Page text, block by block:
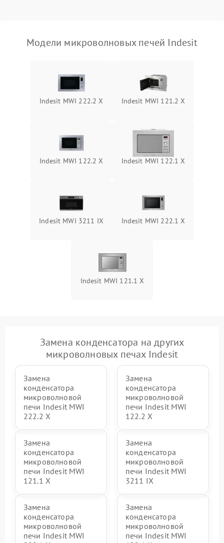
Сломался трансформатор Подробнее →
Модели микроволновых печей Indesit
Indesit MWI 222.2 X Indesit MWI 121.2 X
Indesit MWI 122.2 X Indesit MWI 122.1 X
Indesit MWI 3211 IX Indesit MWI 222.1 X
Indesit MWI 121.1 X
Замена конденсатора на других
микроволновых печах Indesit
Замена
конденсатора
микроволновой
печи Indesit MWI
222.2 X
Замена
конденсатора
микроволновой
печи Indesit MWI
122.2 X
Замена
конденсатора
микроволновой
печи Indesit MWI
121.1 X
Замена
конденсатора
микроволновой
печи Indesit MWI
3211 IX
Замена
конденсатора
микроволновой
печи Indesit MWI
Замена
конденсатора
микроволновой
печи Indesit MWI